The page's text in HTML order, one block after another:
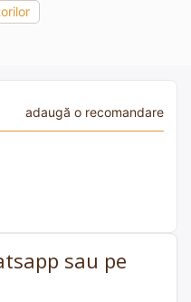
adaugă o recomandare
sau pe